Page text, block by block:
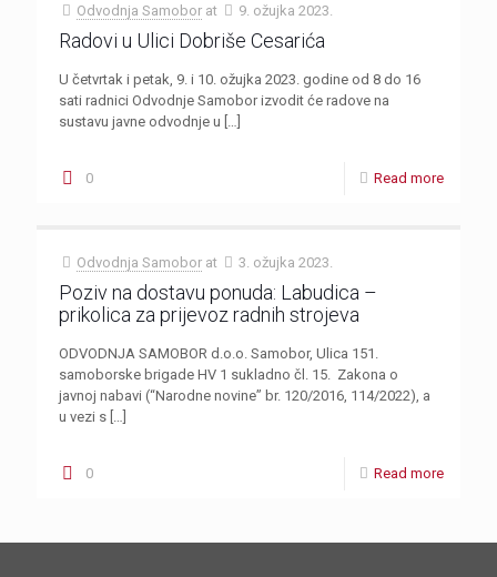
Odvodnja Samobor at 9. ožujka 2023.
Radovi u Ulici Dobriše Cesarića
U četvrtak i petak, 9. i 10. ožujka 2023. godine od 8 do 16
sati radnici Odvodnje Samobor izvodit će radove na
sustavu javne odvodnje u […]
0 Read more
Odvodnja Samobor at 3. ožujka 2023.
Poziv na dostavu ponuda: Labudica –
prikolica za prijevoz radnih strojeva
ODVODNJA SAMOBOR d.o.o. Samobor, Ulica 151.
samoborske brigade HV 1 sukladno čl. 15. Zakona o
javnoj nabavi (“Narodne novine” br. 120/2016, 114/2022), a
u vezi s […]
0 Read more